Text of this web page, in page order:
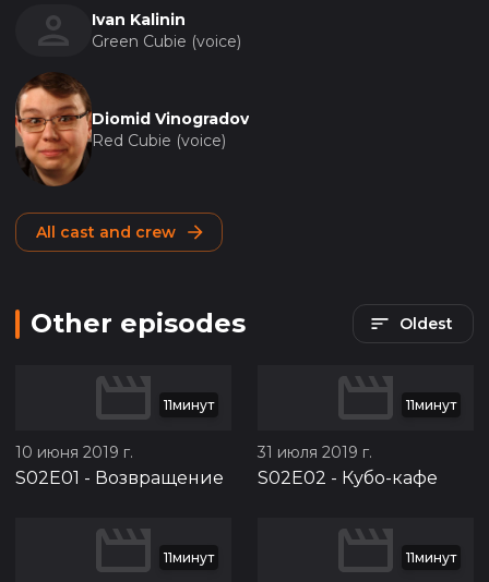
Ivan Kalinin
Green Cubie (voice)
Diomid Vinogradov
Red Cubie (voice)
All cast and crew
Other episodes Oldest
11минут
10 июня 2019 г.
S02E01 - Возвращение
11минут
31 июля 2019 г.
S02E02 - Кубо-кафе
11минут 11минут